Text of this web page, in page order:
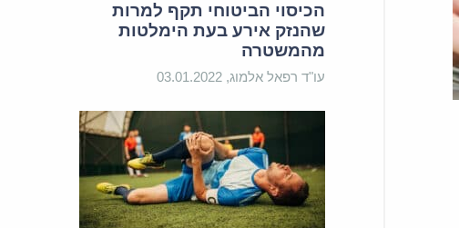
הכיסוי הביטוחי תקף למרות
שהנזק אירע בעת הימלטות
מהמשטרה
עו"ד רפאל אלמוג, 03.01.2022